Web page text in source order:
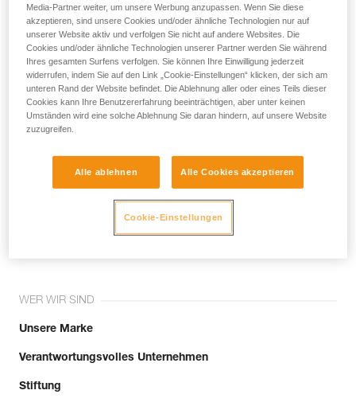
Training voraus. Prüfen Sie zusammen mit
einem Profi, ob Sie in der Lage sind, den
Vorgang alleine sicher zu wiederholen, bevor
Sie ihn eigenständig durchführen.
Wir geben Beispiele für die mit Ihrer Aktivität
verbundenen Techniken. Möglicherweise gibt es
noch andere Techniken, die hier nicht
beschrieben werden.
Newsletter abonnieren
und auf dem Laufenden bleiben
Email *
Tritt der Community bei!
WER WIR SIND
Unsere Marke
Verantwortungsvolles Unternehmen
Stiftung
Media-Partner weiter, um unsere Werbung anzupassen. Wenn Sie diese
akzeptieren, sind unsere Cookies und/oder ähnliche Technologien nur auf
unserer Website aktiv und verfolgen Sie nicht auf andere Websites. Die
Cookies und/oder ähnliche Technologien unserer Partner werden Sie während
Ihres gesamten Surfens verfolgen. Sie können Ihre Einwilligung jederzeit
widerrufen, indem Sie auf den Link „Cookie-Einstellungen“ klicken, der sich am
unteren Rand der Website befindet. Die Ablehnung aller oder eines Teils dieser
Cookies kann Ihre Benutzererfahrung beeinträchtigen, aber unter keinen
Umständen wird eine solche Ablehnung Sie daran hindern, auf unsere Website
zuzugreifen.
Alle ablehnen Alle Cookies akzeptieren
Cookie-Einstellungen